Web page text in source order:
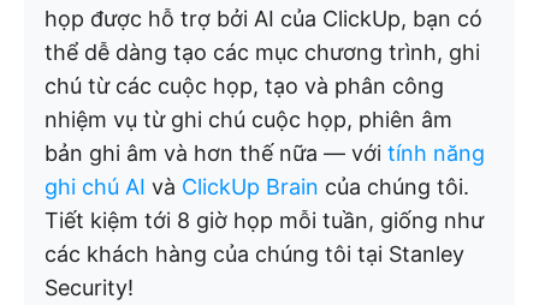
họp được hỗ trợ bởi AI của ClickUp, bạn có
thể dễ dàng tạo các mục chương trình, ghi
chú từ các cuộc họp, tạo và phân công
nhiệm vụ từ ghi chú cuộc họp, phiên âm
bản ghi âm và hơn thế nữa — với tính năng
ghi chú AI và ClickUp Brain của chúng tôi.
Tiết kiệm tới 8 giờ họp mỗi tuần, giống như
các khách hàng của chúng tôi tại Stanley
Security!